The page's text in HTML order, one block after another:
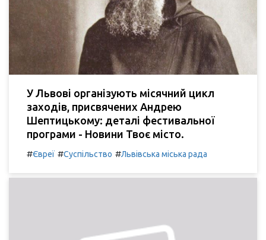
У Львові організують місячний цикл
заходів, присвячених Андрею
Шептицькому: деталі фестивальної
програми - Новини Твоє місто.
#Євреї #Суспільство #Львівська міська рада